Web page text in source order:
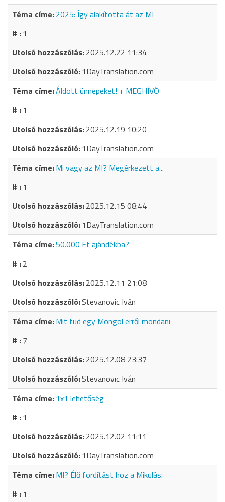
2025: Így alakította át az MI
1
2025.12.22 11:34
1DayTranslation.com
Áldott ünnepeket! + MEGHÍVÓ
1
2025.12.19 10:20
1DayTranslation.com
Mi vagy az MI? Megérkezett a...
1
2025.12.15 08:44
1DayTranslation.com
50.000 Ft ajándékba?
2
2025.12.11 21:08
Stevanovic Iván
Mit tud egy Mongol erről mondani
7
2025.12.08 23:37
Stevanovic Iván
1x1 lehetőség
1
2025.12.02 11:11
1DayTranslation.com
MI? Élő fordítást hoz a Mikulás:
1